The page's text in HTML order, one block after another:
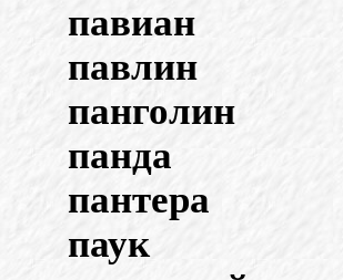
павиан
павлин
панголин
панда
пантера
паук